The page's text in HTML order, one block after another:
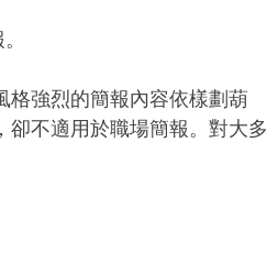
格強烈的簡報內容依樣劃葫
卻不適用於職場簡報。對大多